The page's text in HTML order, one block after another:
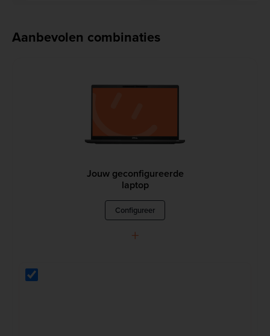
Aanbevolen combinaties
Jouw geconfigureerde
laptop
Configureer
+